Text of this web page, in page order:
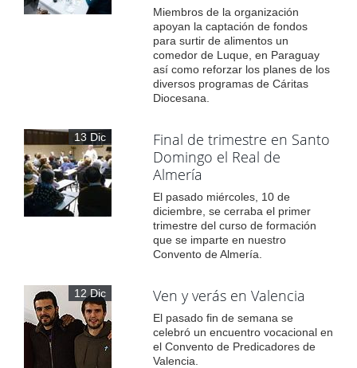
Miembros de la organización
apoyan la captación de fondos
para surtir de alimentos un
comedor de Luque, en Paraguay
así como reforzar los planes de los
diversos programas de Cáritas
Diocesana.
13 Dic
Final de trimestre en Santo
Domingo el Real de
Almería
El pasado miércoles, 10 de
diciembre, se cerraba el primer
trimestre del curso de formación
que se imparte en nuestro
Convento de Almería.
12 Dic Ven y verás en Valencia
El pasado fin de semana se
celebró un encuentro vocacional en
el Convento de Predicadores de
Valencia.